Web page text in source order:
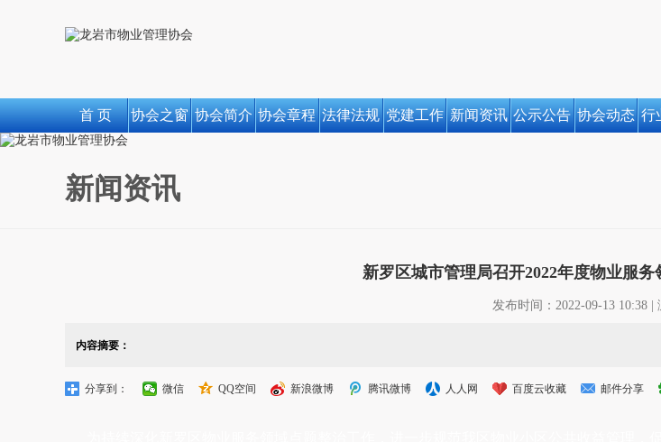
首 页 协会之窗 协会简介 协会章程 法律法规 党建工作 新闻资讯 公示公告 协会动态 行
新闻资讯
新罗区城市管理局召开2022年度物业服
发布时间：2022-09-13 10:38 |
内容摘要：
分享到： 微信 QQ空间 新浪微博 腾讯微博 人人网 百度云收藏 邮件分享